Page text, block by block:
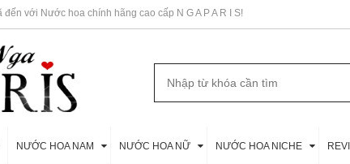
với Nước hoa chính hãng cao cấp N G A P A R I S!
NƯỚC HOA NAM NƯỚC HOA NỮ NƯỚC HOA NICHE